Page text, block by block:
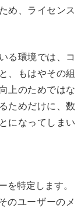
め、ライセンス
る環境では、コ
、もはやその組
上のためではな
ためだけに、数
になってしまい
を特定します。
のユーザーのメ